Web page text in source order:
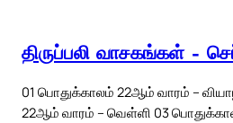
திருப்பலி வாசகங்கள் –
01 பொதுக்காலம் 22ஆம் வாரம் –
22ஆம் வாரம் – வெள்ளி 03